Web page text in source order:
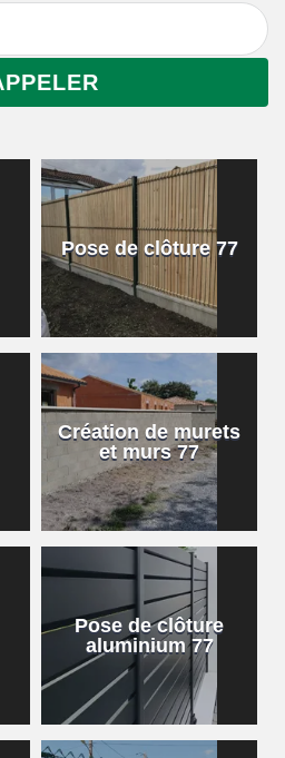
Pose de clôture 77
Création de murets
et murs 77
Pose de clôture
aluminium 77